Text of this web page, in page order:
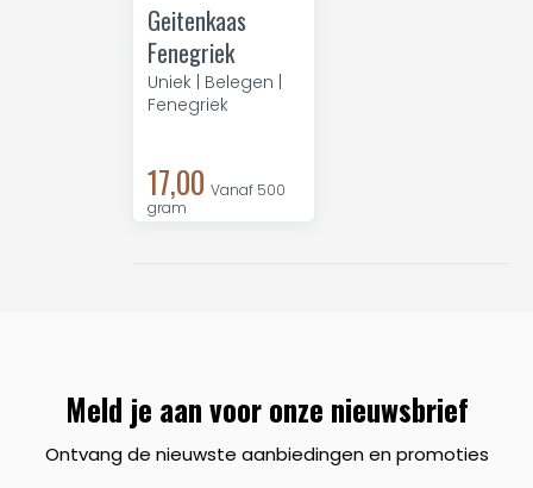
Geitenkaas
Fenegriek
Uniek | Belegen |
Fenegriek
17,00 Vanaf 500
gram
Meld je aan voor onze nieuwsbrief
Ontvang de nieuwste aanbiedingen en promoties